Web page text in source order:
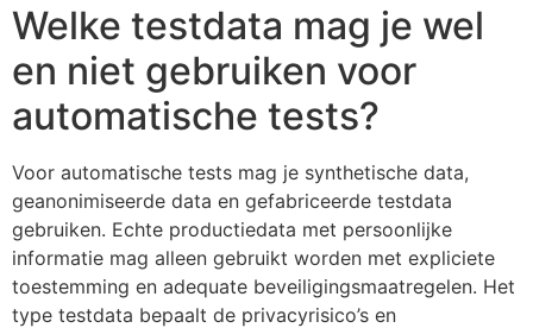
Welke testdata mag je wel
en niet gebruiken voor
automatische tests?
Voor automatische tests mag je synthetische data,
geanonimiseerde data en gefabriceerde testdata
gebruiken. Echte productiedata met persoonlijke
informatie mag alleen gebruikt worden met expliciete
toestemming en adequate beveiligingsmaatregelen. Het
type testdata bepaalt de privacyrisico’s en